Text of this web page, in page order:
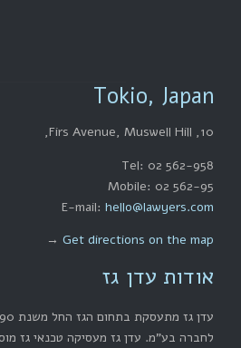
Tokio, Japan
10, Firs Avenue, Muswell Hill,
Tel: 02 562-958
Mobile: 02 562-95
E-mail: hello@lawyers.com
Get directions on the map
→
אודות עדן גז
לחברה בע"מ. עדן גז מעסיקה טכנאי גז